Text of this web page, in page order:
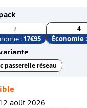
2
: 17€95
4
Économie :
passerelle réseau
août 2026